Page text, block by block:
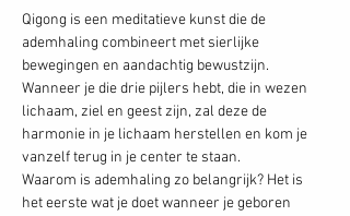
Qigong is een meditatieve kunst die de
ademhaling combineert met sierlijke
bewegingen en aandachtig bewustzijn.
Wanneer je die drie pijlers hebt, die in wezen
lichaam, ziel en geest zijn, zal deze de
harmonie in je lichaam herstellen en kom je
vanzelf terug in je center te staan.
Waarom is ademhaling zo belangrijk? Het is
het eerste wat je doet wanneer je geboren